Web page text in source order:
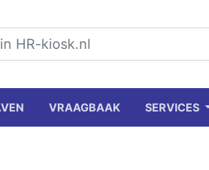
VRAAGBAAK SERVICES